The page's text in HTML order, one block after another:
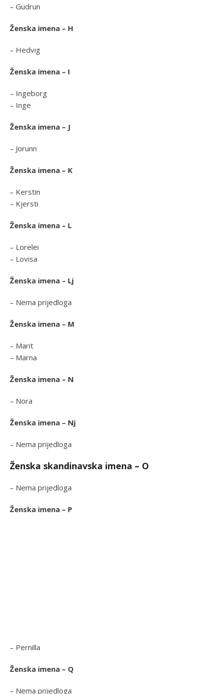
– Gudrun
Ženska imena – H
– Hedvig
Ženska imena – I
– Ingeborg
– Inge
Ženska imena – J
– Jorunn
Ženska imena – K
– Kerstin
– Kjersti
Ženska imena – L
– Lorelei
– Lovisa
Ženska imena – Lj
– Nema prijedloga
Ženska imena – M
– Marit
– Marna
Ženska imena – N
– Nora
Ženska imena – Nj
– Nema prijedloga
Ženska skandinavska imena – O
– Nema prijedloga
Ženska imena – P
– Pernilla
Ženska imena – Q
– Nema prijedloga